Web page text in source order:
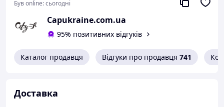
Був online:сьогодні
Capukraine.com.ua
95% позитивних відгуків
Каталог продавця Відгуки про продавця 741
Доставка